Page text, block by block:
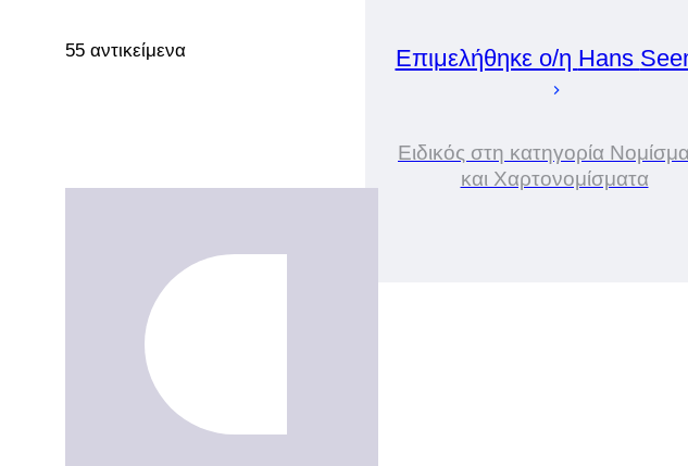
Επιμελήθηκε ο/η Hans
Ειδικός στη κατηγορία
και Χαρτονομίσματα
55 αντικείμενα